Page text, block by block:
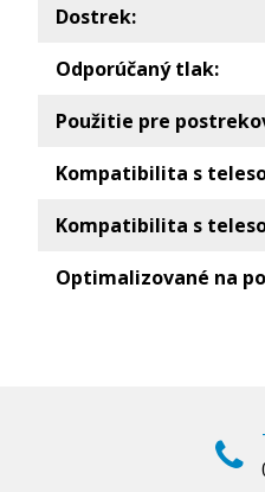
Dostrek:
Odporúčaný tlak:
Použitie pre
Kompatibilita s
Kompatibilita s
Optimalizované na